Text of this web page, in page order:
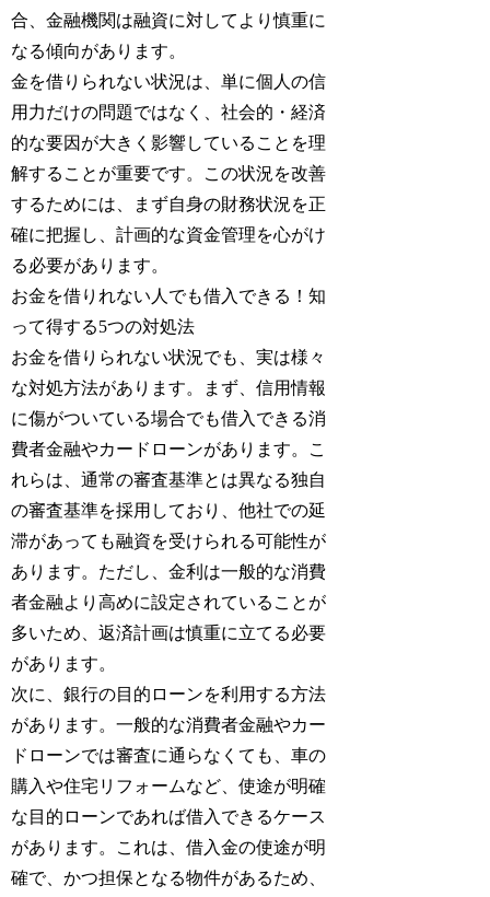
合、金融機関は融資に対してより慎重に
なる傾向があります。
金を借りられない状況は、単に個人の信
用力だけの問題ではなく、社会的・経済
的な要因が大きく影響していることを理
解することが重要です。この状況を改善
するためには、まず自身の財務状況を正
確に把握し、計画的な資金管理を心がけ
る必要があります。
お金を借りれない人でも借入できる！知
って得する5つの対処法
お金を借りられない状況でも、実は様々
な対処方法があります。まず、信用情報
に傷がついている場合でも借入できる消
費者金融やカードローンがあります。こ
れらは、通常の審査基準とは異なる独自
の審査基準を採用しており、他社での延
滞があっても融資を受けられる可能性が
あります。ただし、金利は一般的な消費
者金融より高めに設定されていることが
多いため、返済計画は慎重に立てる必要
があります。
次に、銀行の目的ローンを利用する方法
があります。一般的な消費者金融やカー
ドローンでは審査に通らなくても、車の
購入や住宅リフォームなど、使途が明確
な目的ローンであれば借入できるケース
があります。これは、借入金の使途が明
確で、かつ担保となる物件があるため、